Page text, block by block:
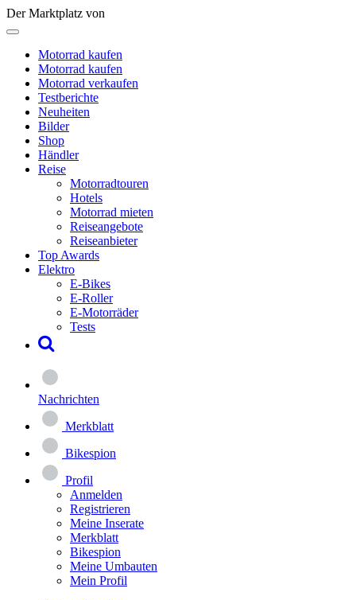
Der Marktplatz von
Motorrad kaufen
Motorrad kaufen
Motorrad verkaufen
Testberichte
Neuheiten
Bilder
Shop
Händler
Reise
Motorradtouren
Hotels
Motorrad mieten
Reiseangebote
Reiseanbieter
Top Awards
Elektro
E-Bikes
E-Roller
E-Motorräder
Tests
Nachrichten
Merkblatt
Bikespion
Profil
Anmelden
Registrieren
Meine Inserate
Merkblatt
Bikespion
Meine Umbauten
Mein Profil